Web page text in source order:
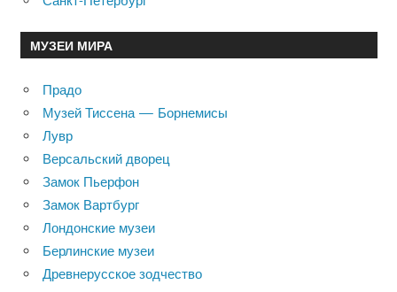
МУЗЕИ МИРА
Прадо
Музей Тиссена — Борнемисы
Лувр
Версальский дворец
Замок Пьерфон
Замок Вартбург
Лондонские музеи
Берлинские музеи
Древнерусское зодчество